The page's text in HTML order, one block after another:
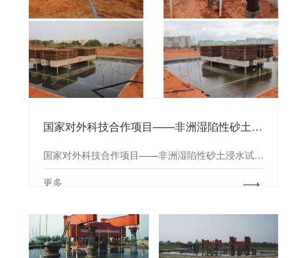
国家对外科技合作项目——非洲湿陷性砂土浸水试验研究
国家对外科技合作项目——非洲湿陷性砂土浸水试验研究
更多